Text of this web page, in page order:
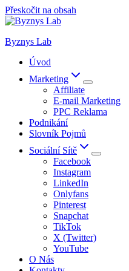
Přeskočit na obsah
Byznys Lab
Úvod
Marketing
Affiliate
E-mail Marketing
PPC Reklama
Podnikání
Slovník Pojmů
Sociální Sítě
Facebook
Instagram
LinkedIn
Onlyfans
Pinterest
Snapchat
TikTok
X (Twitter)
YouTube
O Nás